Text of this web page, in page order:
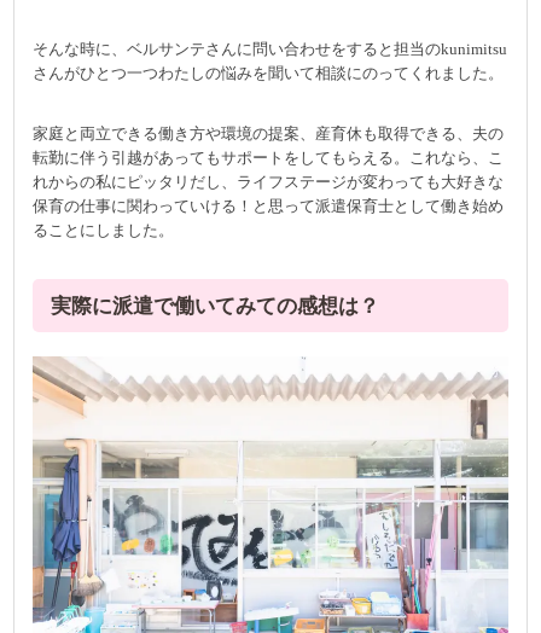
そんな時に、ベルサンテさんに問い合わせをすると担当のkunimitsu
さんがひとつ一つわたしの悩みを聞いて相談にのってくれました。
家庭と両立できる働き方や環境の提案、産育休も取得できる、夫の
転勤に伴う引越があってもサポートをしてもらえる。これなら、こ
れからの私にピッタリだし、ライフステージが変わっても大好きな
保育の仕事に関わっていける！と思って派遣保育士として働き始め
ることにしました。
実際に派遣で働いてみての感想は？